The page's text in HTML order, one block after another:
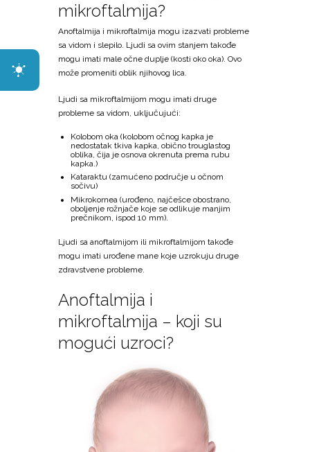
mikroftalmija?
Anoftalmija i mikroftalmija mogu izazvati probleme
sa vidom i slepilo. Ljudi sa ovim stanjem takođe
mogu imati male očne duplje (kosti oko oka). Ovo
može promeniti oblik njihovog lica.
Ljudi sa mikroftalmijom mogu imati druge
probleme sa vidom, uključujući:
Kolobom oka (kolobom očnog kapka je
nedostatak tkiva kapka, obično trouglastog
oblika, čija je osnova okrenuta prema rubu
kapka.)
Kataraktu (zamućeno područje u očnom
sočivu)
Mikrokornea (urođeno, najčešce obostrano,
oboljenje rožnjače koje se odlikuje manjim
prečnikom, ispod 10 mm).
Ljudi sa anoftalmijom ili mikroftalmijom takođe
mogu imati urođene mane koje uzrokuju druge
zdravstvene probleme.
Anoftalmija i
mikroftalmija – koji su
mogući uzroci?